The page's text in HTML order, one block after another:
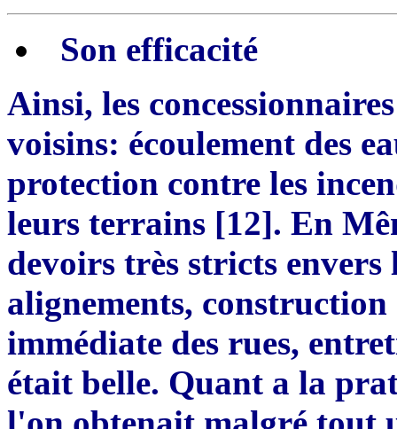
Son efficacité
Ainsi, les
voisins: écoulement des
protection contre les
leurs terrains [12]. En Mê
devoirs très stricts
alignements,
immédiate des rues,
était belle. Quant a la